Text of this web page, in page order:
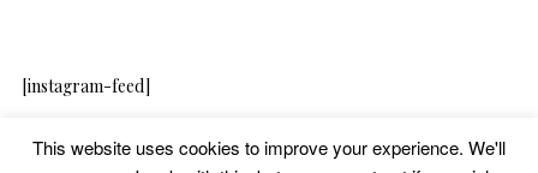
[instagram-feed]
This website uses cookies to improve your experience. We'll